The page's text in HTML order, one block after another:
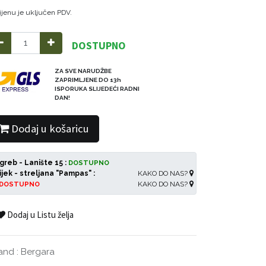
je uključen PDV.
DOSTUPNO
ZA SVE NARUDŽBE
ZAPRIMLJENE DO 13h
ISPORUKA SLIJEDEĆI RADNI
DAN!
Dodaj u košaricu
- Lanište 15 : DOSTUPNO
KAKO DO NAS?
- streljana "Pampas" :
KAKO DO NAS?
Dodaj u Listu želja
: Bergara